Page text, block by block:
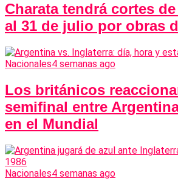
Charata tendrá cortes
al 31 de julio por obras
Nacionales4 semanas ago
Los británicos
semifinal entre
en el Mundial
Nacionales4 semanas ago